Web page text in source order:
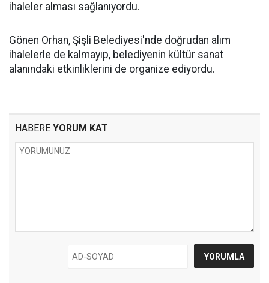
ihaleler alması sağlanıyordu.
Gönen Orhan, Şişli Belediyesi'nde doğrudan alım
ihalelerle de kalmayıp, belediyenin kültür sanat
alanındaki etkinliklerini de organize ediyordu.
HABERE YORUM KAT